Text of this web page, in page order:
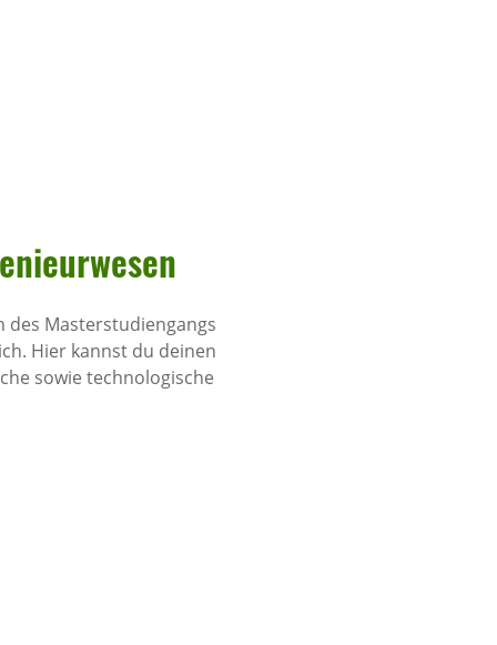
des Masterstudiengangs
Hier kannst du deinen
sowie technologische